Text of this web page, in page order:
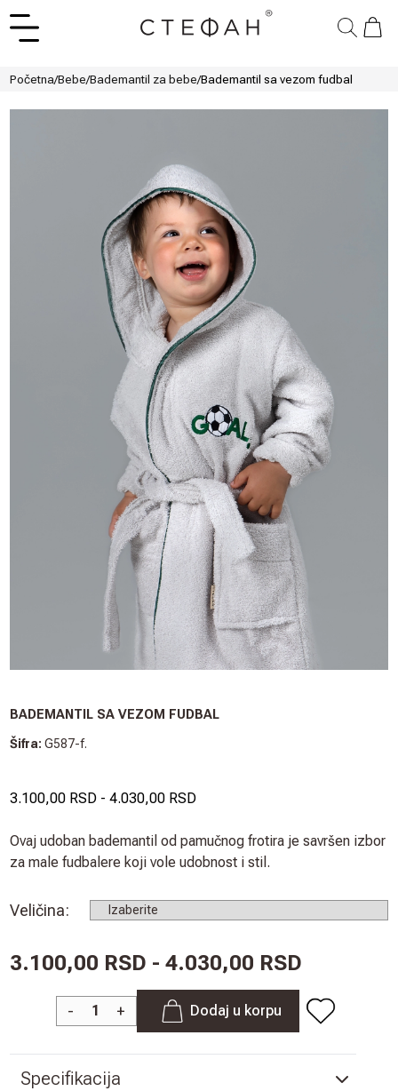
Početna/Bebe/Bademantil za bebe/Bademantil sa vezom fudbal
BADEMANTIL SA VEZOM FUDBAL
Šifra: G587-f.
3.100,00 RSD - 4.030,00 RSD
Ovaj udoban bademantil od pamučnog frotira je savršen izbor
za male fudbalere koji vole udobnost i stil.
Veličina:
3.100,00 RSD - 4.030,00 RSD
- + Dodaj u korpu
Specifikacija